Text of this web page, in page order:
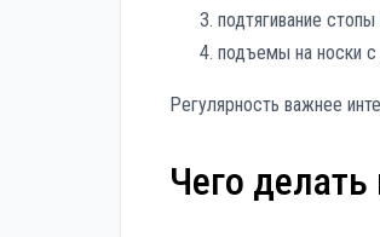
подтягивание
подъемы на носки
Регулярность важнее
Чего делать